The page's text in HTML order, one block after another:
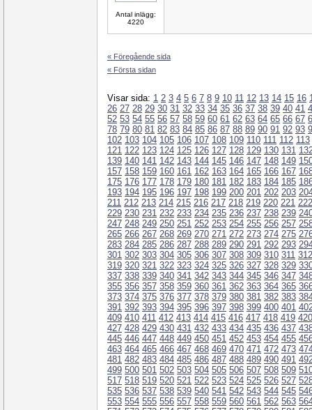
Antal inlägg:
4220
« Föregående sida
« Första sidan
Visar sida: 1 2 3 4 5 6 7 8 9 10 11 12 13 14 15 16
26 27 28 29 30 31 32 33 34 35 36 37 38 39 40 41
52 53 54 55 56 57 58 59 60 61 62 63 64 65 66 67
78 79 80 81 82 83 84 85 86 87 88 89 90 91 92 93
102 103 104 105 106 107 108 109 110 111 112 113
121 122 123 124 125 126 127 128 129 130 131
139 140 141 142 143 144 145 146 147 148 149
157 158 159 160 161 162 163 164 165 166 167
175 176 177 178 179 180 181 182 183 184 185
193 194 195 196 197 198 199 200 201 202 203
211 212 213 214 215 216 217 218 219 220 221 222
229 230 231 232 233 234 235 236 237 238 239
247 248 249 250 251 252 253 254 255 256 257
265 266 267 268 269 270 271 272 273 274 275
283 284 285 286 287 288 289 290 291 292 293
301 302 303 304 305 306 307 308 309 310 311 312
319 320 321 322 323 324 325 326 327 328 329
337 338 339 340 341 342 343 344 345 346 347
355 356 357 358 359 360 361 362 363 364 365
373 374 375 376 377 378 379 380 381 382 383
391 392 393 394 395 396 397 398 399 400 401
409 410 411 412 413 414 415 416 417 418 419 420
427 428 429 430 431 432 433 434 435 436 437
445 446 447 448 449 450 451 452 453 454 455
463 464 465 466 467 468 469 470 471 472 473
481 482 483 484 485 486 487 488 489 490 491
499 500 501 502 503 504 505 506 507 508 509
517 518 519 520 521 522 523 524 525 526 527
535 536 537 538 539 540 541 542 543 544 545
553 554 555 556 557 558 559 560 561 562 563